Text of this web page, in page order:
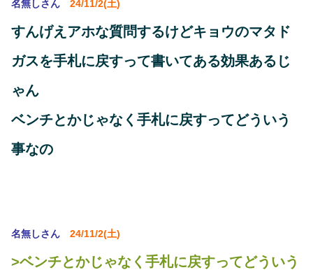
名無しさん 24/11/2(土)
すんげえアホな質問するけどキョウのマタド
ガスを手札に戻すって書いてある効果あるじ
ゃん
ベンチとかじゃなく手札に戻すってどういう
事なの
名無しさん 24/11/2(土)
>ベンチとかじゃなく手札に戻すってどういう